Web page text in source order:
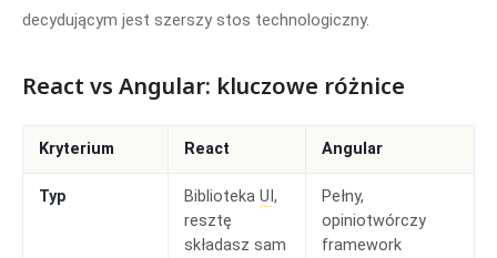
decydującym jest szerszy stos technologiczny.
React vs Angular: kluczowe różnice
Kryterium React Angular
Typ Biblioteka UI ,
resztę
składasz sam
Pełny,
opiniotwórczy
framework